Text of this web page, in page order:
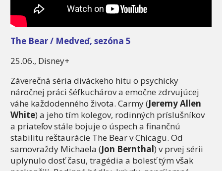
The Bear / Medveď, sezóna 5
25.06., Disney+
Záverečná séria diváckeho hitu o psychicky
náročnej práci šéfkuchárov a emočne zdrvujúcej
váhe každodenného života. Carmy (Jeremy Allen
White) a jeho tím kolegov, rodinných príslušníkov
a priateľov stále bojuje o úspech a finančnú
stabilitu reštaurácie The Bear v Chicagu. Od
samovraždy Michaela (Jon Bernthal) v prvej sérii
uplynulo dosť času, tragédia a bolesť tým však